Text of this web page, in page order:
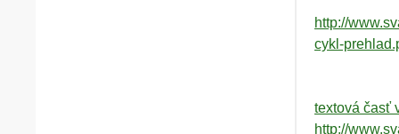
http://
cykl-
textová časť
http://